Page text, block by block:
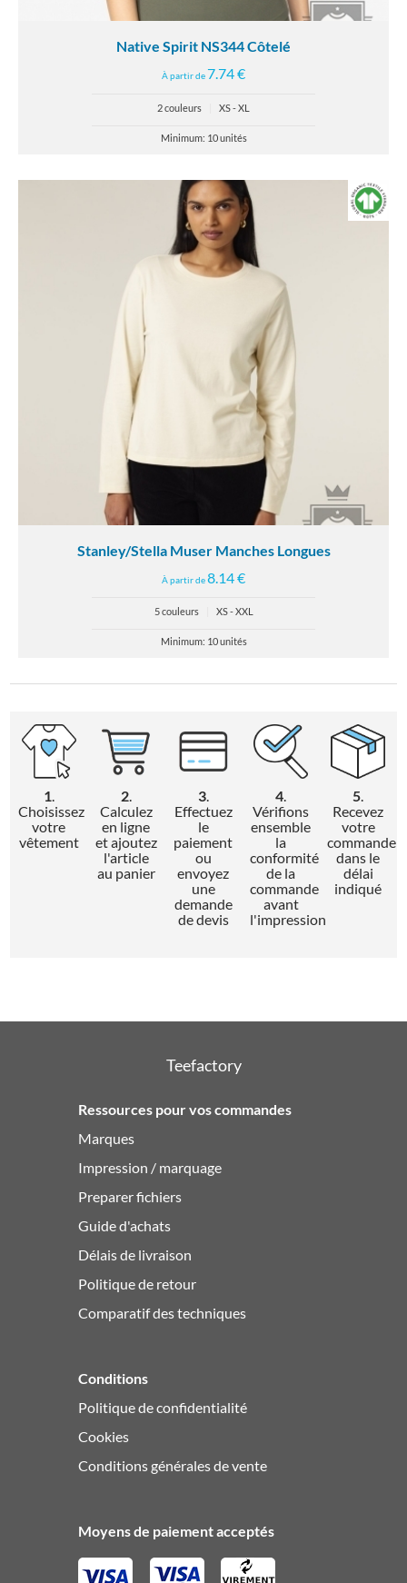
Native Spirit NS344 Côtelé
À partir de7.74 €
2 couleurs XS - XL
Minimum: 10 unités
Stanley/Stella Muser Manches Longues
À partir de8.14 €
5 couleurs XS - XXL
Minimum: 10 unités
1.
Choisissez
votre
vêtement
2.
Calculez
en ligne
et ajoutez
l'article
au panier
3.
Effectuez
le
paiement
ou
envoyez
une
demande
de devis
4.
Vérifions
ensemble
la
conformité
de la
commande
avant
l'impression
5.
Recevez
votre
commande
dans le
délai
indiqué
Teefactory
Ressources pour vos commandes
Marques
Impression / marquage
Preparer fichiers
Guide d'achats
Délais de livraison
Politique de retour
Comparatif des techniques
Conditions
Politique de confidentialité
Cookies
Conditions générales de vente
Moyens de paiement acceptés